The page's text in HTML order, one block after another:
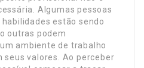
Algumas pessoas
estão sendo
outras podem
ambiente de trabalho
seus valores. Ao perceber